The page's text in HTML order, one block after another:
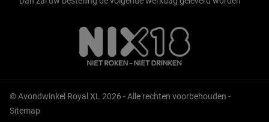
© Avondwinkel Royal XL 2026 - Alle rechten voorbehouden -
Sitemap